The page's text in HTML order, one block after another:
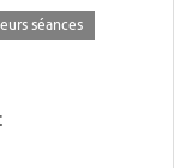
séances